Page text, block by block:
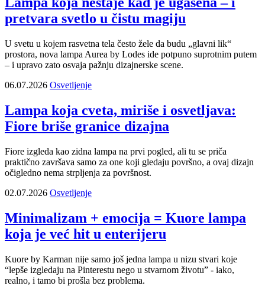
pretvara svetlo u čistu magiju
U svetu u kojem rasvetna tela često žele da budu „glavni lik“
prostora, nova lampa Aurea by Lodes ide potpuno suprotnim putem
– i upravo zato osvaja pažnju dizajnerske scene.
06.07.2026 Osvetljenje
Lampa koja cveta, miriše i osvetljava:
Fiore briše granice dizajna
Fiore izgleda kao zidna lampa na prvi pogled, ali tu se priča
praktično završava samo za one koji gledaju površno, a ovaj dizajn
očigledno nema strpljenja za površnost.
02.07.2026 Osvetljenje
Minimalizam + emocija = Kuore lampa
koja je već hit u enterijeru
Kuore by Karman nije samo još jedna lampa u nizu stvari koje
“lepše izgledaju na Pinterestu nego u stvarnom životu” - iako,
realno, i tamo bi prošla bez problema.